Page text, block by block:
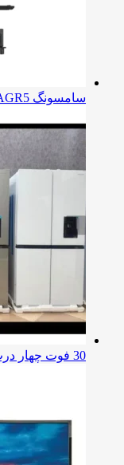
سامسونگ VS15A60AGR5 مدل 2025
30 فوت چهار درب پایین فریزر مدل 2026